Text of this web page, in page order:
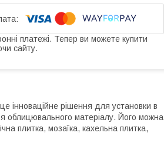
платежі. Тепер ви можете купити
сайту.
інноваційне рішення для установки в
облицювального матеріалу. Його можна
плитка, мозаїка, кахельна плитка,